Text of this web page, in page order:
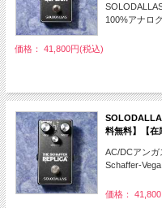
100%アナロ
価格： 41,800円(税込)
料無料】【在
AC/DCアン
Schaffer-
価格：